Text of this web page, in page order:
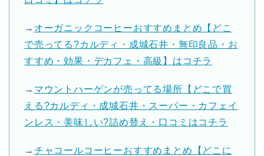
→ オーガニックコーヒーおすすめまとめ【どこ
で売ってる?カルディ・成城石井・無印良品・お
すすめ・効果・デカフェ・高級】はコチラ
→ マウントハーゲンが売ってる場所【どこで買
える?カルディ・成城石井・スーパー・カフェイ
ンレス・美味しい?詰め替え・口コミはコチラ
→ チャコールコーヒーおすすめまとめ【どこに